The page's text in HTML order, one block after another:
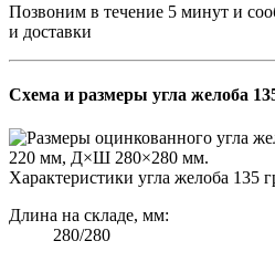
Позвоним в течение 5 минут и
и доставки
Схема и размеры угла желоба
Характеристики угла желоба 135
Длина на складе, мм:
280/280